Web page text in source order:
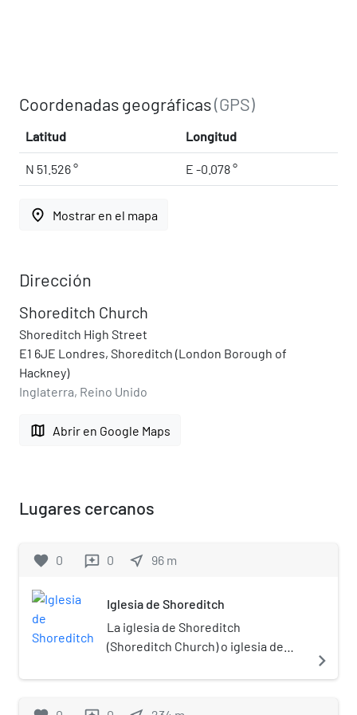
Coordenadas geográficas(GPS)
Latitud Longitud
N 51.526 ° E -0.078 °
place Mostrar en el mapa
Dirección
Shoreditch Church
Shoreditch High Street
E1 6JE Londres, Shoreditch (London Borough of
Hackney)
Inglaterra, Reino Unido
map Abrir en Google Maps
Lugares cercanos
favorite 0 reviews 0 near_me 96 m
Iglesia de Shoreditch
La iglesia de Shoreditch
(Shoreditch Church) o iglesia de
es una iglesia del siglo XVIII en el
navigate_next